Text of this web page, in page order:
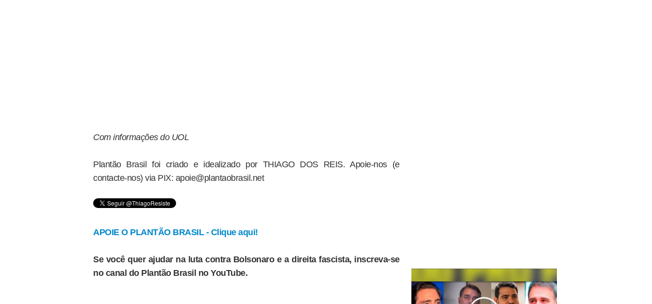
Com informações do UOL
Plantão Brasil foi criado e idealizado por THIAGO DOS REIS. Apoie-nos (e
contacte-nos) via PIX: apoie@plantaobrasil.net
APOIE O PLANTÃO BRASIL - Clique aqui!
Se você quer ajudar na luta contra Bolsonaro e a direita fascista, inscreva-se
no canal do Plantão Brasil no YouTube.